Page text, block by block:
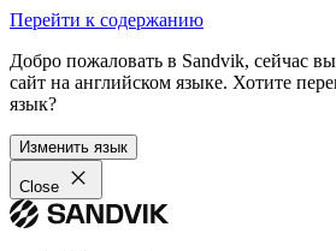
Перейти к содержанию
Добро пожаловать в Sandvik, сейчас
сайт на английском языке. Хотите
язык?
Изменить язык
Close